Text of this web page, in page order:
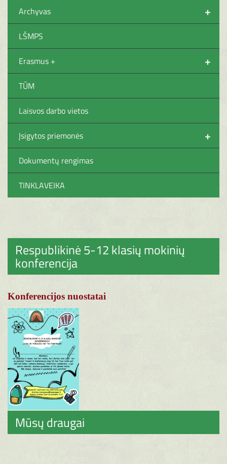
+
Archyvas
LŠMPS
+
Erasmus +
TŪM
Laisvos darbo vietos
+
Įsigytos priemonės
Dokumentų rengimas
TINKLAVEIKA
Respublikinė 5-12 klasių mokinių
konferencija
Konferencijos nuostatai
Mūsų draugai